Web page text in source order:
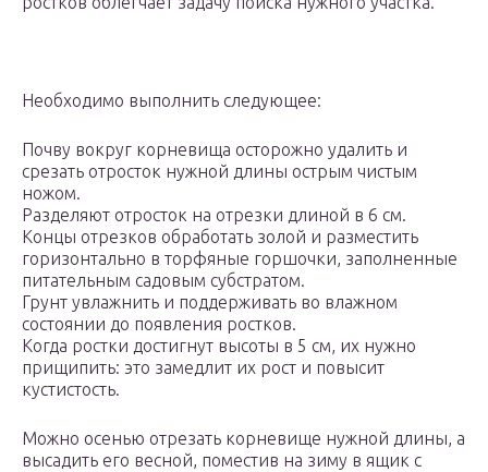
Необходимо выполнить следующее:
Почву вокруг корневища осторожно удалить и
срезать отросток нужной длины острым чистым
ножом.
Разделяют отросток на отрезки длиной в 6 см.
Концы отрезков обработать золой и разместить
горизонтально в торфяные горшочки, заполненные
питательным садовым субстратом.
Грунт увлажнить и поддерживать во влажном
состоянии до появления ростков.
Когда ростки достигнут высоты в 5 см, их нужно
прищипить: это замедлит их рост и повысит
кустистость.
Можно осенью отрезать корневище нужной длины, а
высадить его весной, поместив на зиму в ящик с